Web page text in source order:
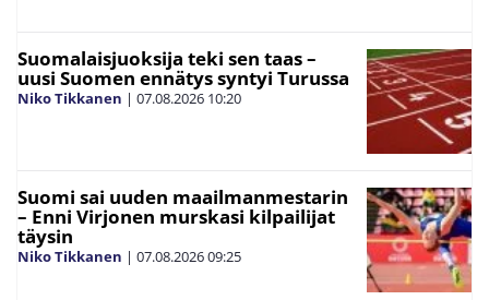
Suomalaisjuoksija teki sen taas –
uusi Suomen ennätys syntyi Turussa
Niko Tikkanen | 07.08.2026 10:20
Suomi sai uuden maailmanmestarin
– Enni Virjonen murskasi kilpailijat
täysin
Niko Tikkanen | 07.08.202609:25